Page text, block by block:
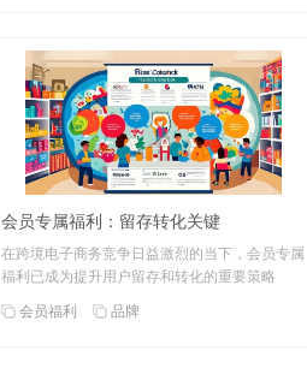
会员专属福利：留存转化关键
在跨境电子商务竞争日益激烈的当下，会员专属
福利已成为提升用户留存和转化的重要策略
会员福利
品牌